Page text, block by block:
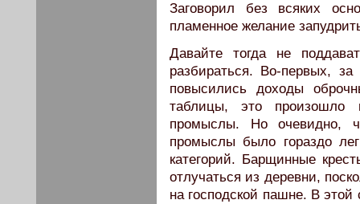
Заговорил без всяких
пламенное желание
Давайте тогда не
разбираться. Во-первых,
повысились доходы
таблицы, это произошло
промыслы. Но очевидно,
промыслы было гораздо
категорий. Барщинные
отлучаться из деревни,
на господской пашне. В